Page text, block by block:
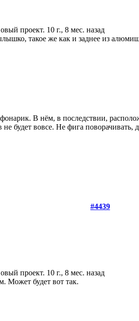
проект. 10 г., 8 мес. назад
такое же как и заднее из
В нём, в последствии,
не будет вовсе. Не фига поворачивать,
#4439
проект. 10 г., 8 мес. назад
Может будет вот так.